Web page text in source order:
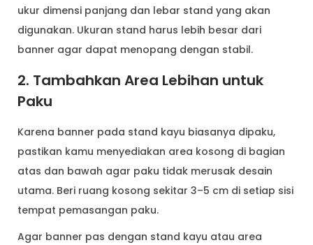
ukur dimensi panjang dan lebar stand yang akan
digunakan. Ukuran stand harus lebih besar dari
banner agar dapat menopang dengan stabil.
2. Tambahkan Area Lebihan untuk
Paku
Karena banner pada stand kayu biasanya dipaku,
pastikan kamu menyediakan area kosong di bagian
atas dan bawah agar paku tidak merusak desain
utama. Beri ruang kosong sekitar 3–5 cm di setiap sisi
tempat pemasangan paku.
Agar banner pas dengan stand kayu atau area